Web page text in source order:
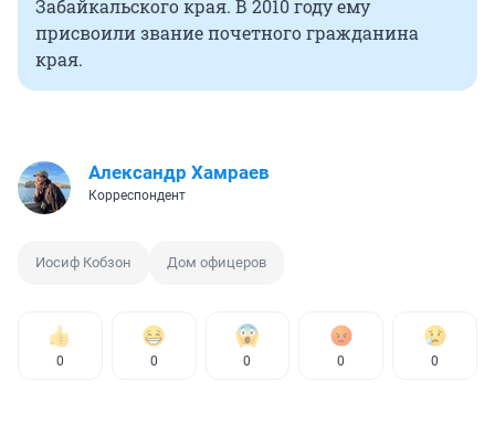
Забайкальского края. В 2010 году ему
присвоили звание почетного гражданина
края.
Александр Хамраев
Корреспондент
Иосиф Кобзон Дом офицеров
0 0 0 0 0